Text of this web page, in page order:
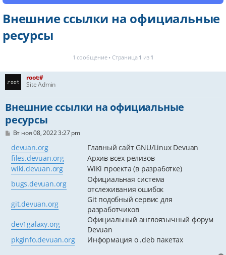
Внешние ссылки на официальные
ресурсы
1 сообщение • Страница 1 из 1
root:#
Site Admin
Внешние ссылки на официальные
ресурсы
С
о
б
щ
е
н
и
е
Вт ноя 08, 2022 3:27 pm
devuan.org
Главный сайт GNU/Linux Devuan
files.devuan.org
Архив всех релизов
wiki.devuan.org
WiKi проекта (в разработке)
bugs.devuan.org
Официальная система
отслеживания ошибок
git.devuan.org
Git подобный сервис для
разработчиков
dev1galaxy.org
Официальный англоязычный форум
Devuan
pkginfo.devuan.org
Информация о .deb пакетах